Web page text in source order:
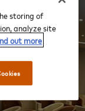
storing of
analyze site
out more